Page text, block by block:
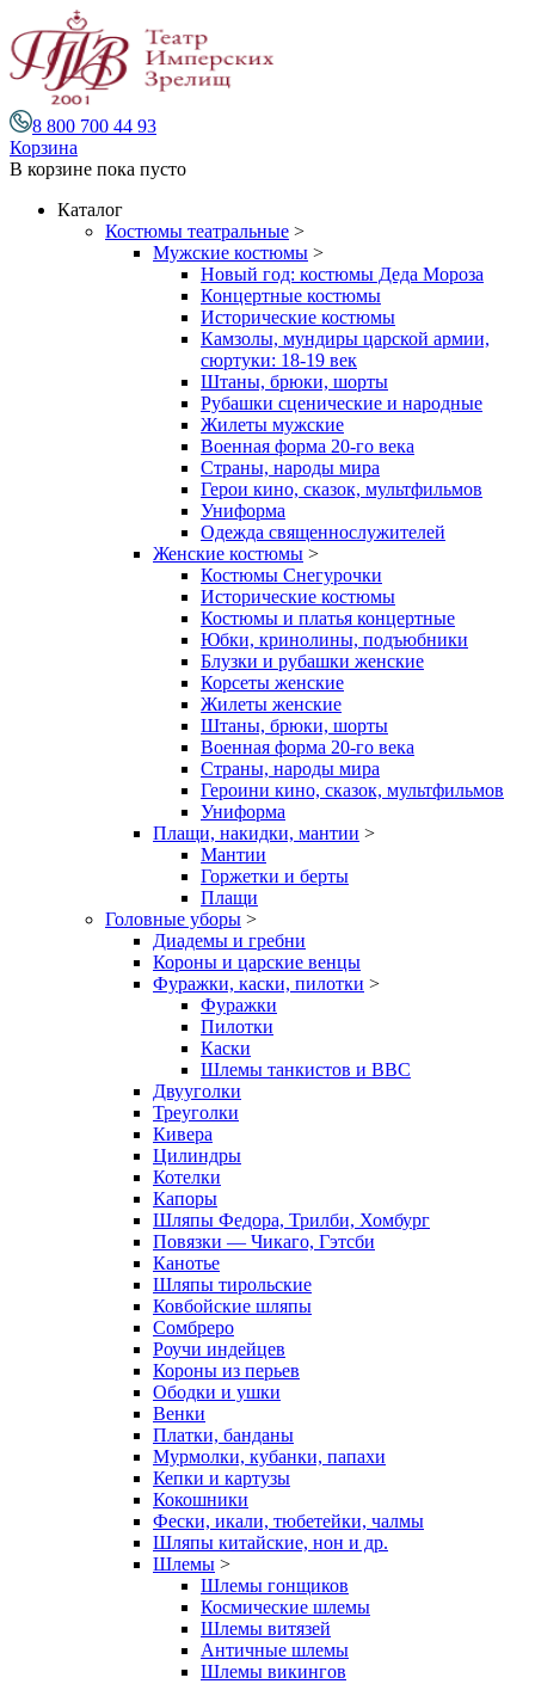
8 800 700 44 93
Корзина
В корзине пока пусто
Каталог
Костюмы театральные >
Мужские костюмы >
Новый год: костюмы Деда Мороза
Концертные костюмы
Исторические костюмы
Камзолы, мундиры царской армии,
сюртуки: 18-19 век
Штаны, брюки, шорты
Рубашки сценические и народные
Жилеты мужские
Военная форма 20-го века
Страны, народы мира
Герои кино, сказок, мультфильмов
Униформа
Одежда священнослужителей
Женские костюмы >
Костюмы Снегурочки
Исторические костюмы
Костюмы и платья концертные
Юбки, кринолины, подъюбники
Блузки и рубашки женские
Корсеты женские
Жилеты женские
Штаны, брюки, шорты
Военная форма 20-го века
Страны, народы мира
Героини кино, сказок, мультфильмов
Униформа
Плащи, накидки, мантии >
Мантии
Горжетки и берты
Плащи
Головные уборы >
Диадемы и гребни
Короны и царские венцы
Фуражки, каски, пилотки >
Фуражки
Пилотки
Каски
Шлемы танкистов и ВВС
Двууголки
Треуголки
Кивера
Цилиндры
Котелки
Капоры
Шляпы Федора, Трилби, Хомбург
Повязки — Чикаго, Гэтсби
Канотье
Шляпы тирольские
Ковбойские шляпы
Сомбреро
Роучи индейцев
Короны из перьев
Ободки и ушки
Венки
Платки, банданы
Мурмолки, кубанки, папахи
Кепки и картузы
Кокошники
Фески, икали, тюбетейки, чалмы
Шляпы китайские, нон и др.
Шлемы >
Шлемы гонщиков
Космические шлемы
Шлемы витязей
Античные шлемы
Шлемы викингов